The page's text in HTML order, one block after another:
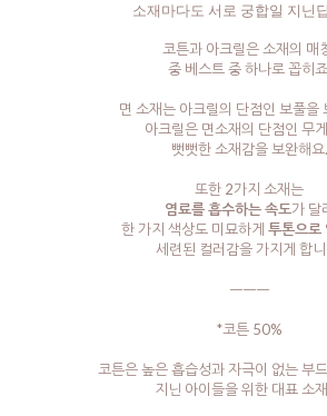
소재마다도 서로 궁합일 지닌
코튼과 아크릴은 소재의 매
중 베스트 중 하나로 꼽히
면 소재는 아크릴의 단점인 보풀을
아크릴은 면소재의 단점인 무
뻣뻣한 소재감을 보완해요.
또한 2가지 소재는
염료를 흡수하는 속도가 달
한 가지 색상도 미묘하게 투톤으로
세련된 컬러감을 가지게 합
ㅡㅡㅡ
*코튼 50%
코튼은 높은 흡습성과 자극이 없는 부
지닌 아이들을 위한 대표 소